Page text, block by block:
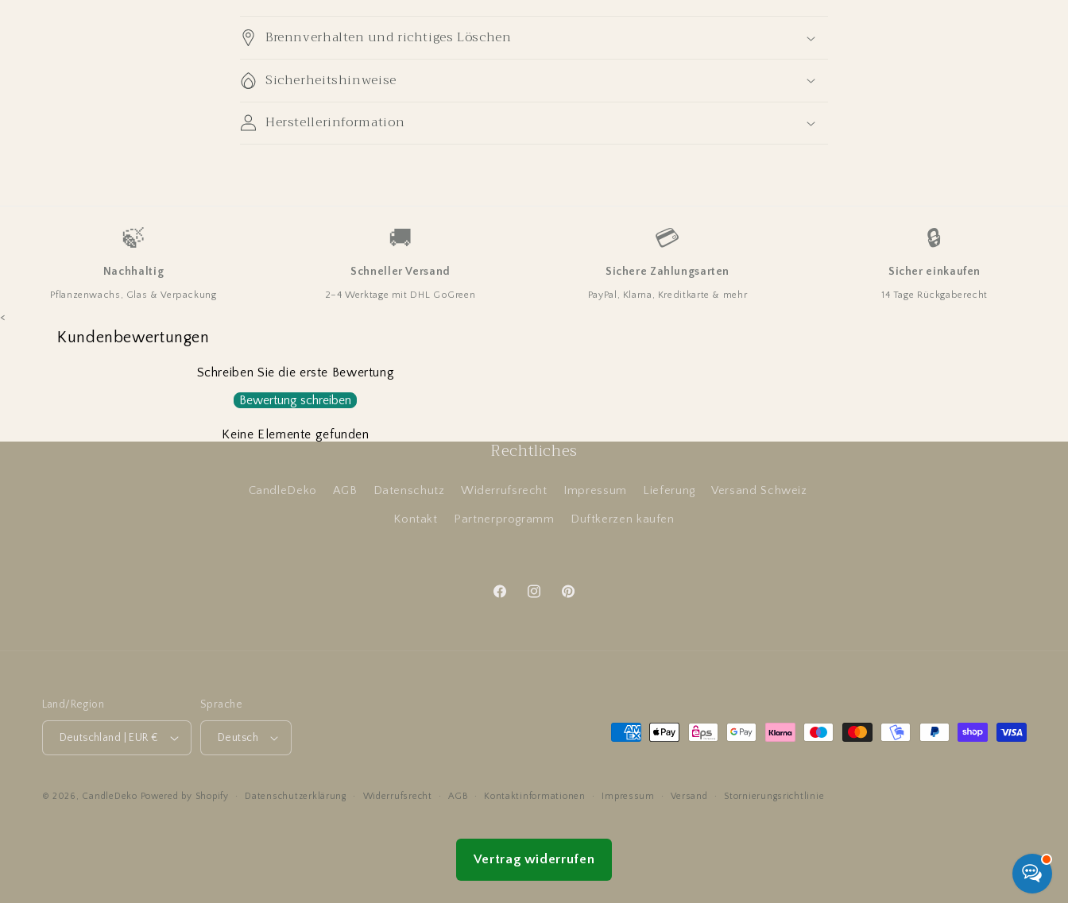
Brennverhalten und richtiges Löschen
Sicherheitshinweise
Herstellerinformation
🍃
Nachhaltig
Pflanzenwachs, Glas & Verpackung
🚚
Schneller Versand
2–4 Werktage mit DHL GoGreen
💳
Sichere Zahlungsarten
PayPal, Klarna, Kreditkarte & mehr
🔒
Sicher einkaufen
14 Tage Rückgaberecht
<
Kundenbewertungen
Schreiben Sie die erste Bewertung
Bewertung schreiben
Keine Elemente gefunden
Rechtliches
CandleDeko AGB Datenschutz Widerrufsrecht Impressum Lieferung Versand Schweiz
Kontakt Partnerprogramm Duftkerzen kaufen
FacebookInstagramPinterest
Land/Region
Deutschland | EUR €
Sprache
Deutsch Zahlungsmethoden
© 2026, CandleDeko Powered by Shopify Datenschutzerklärung Widerrufsrecht AGB Kontaktinformationen Impressum Versand Stornierungsrichtlinie
Vertrag widerrufen